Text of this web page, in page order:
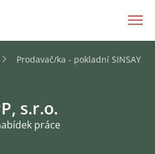
Prodavač/ka - pokladní SINSAY
s.r.o.
práce